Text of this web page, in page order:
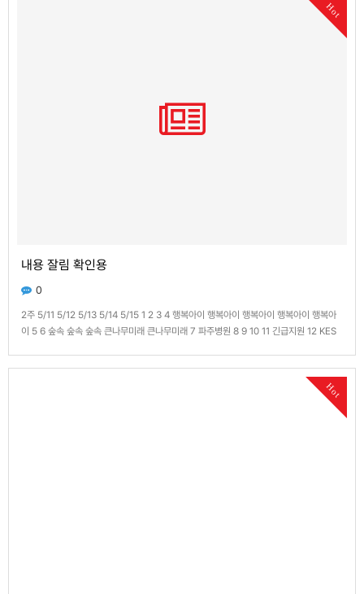
Hot
내용 잘림 확인용
0
2주 5/11 5/12 5/13 5/14 5/15 1 2 3 4 행복아이 행복아이 행복아이 행복아이 행복아
이 5 6 숲속 숲속 숲속 큰나무미래 큰나무미래 7 파주병원 8 9 10 11 긴급지원 12 KES
Hot